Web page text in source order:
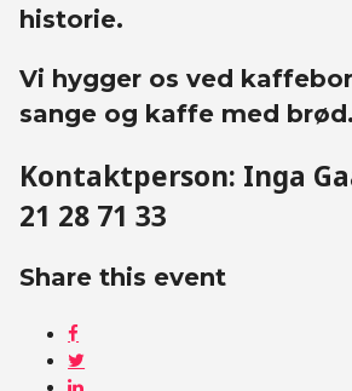
historie.
Vi hygger os ved
sange og kaffe med brød.
Kontaktperson: Inga
21 28 71 33
Share this event